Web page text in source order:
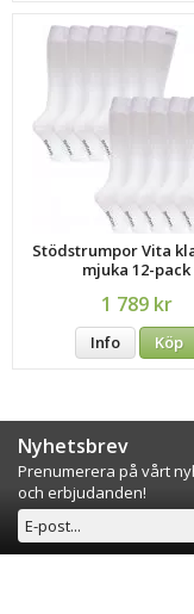
Stödstrumpor Vita
mjuka 12-pack
1 789 kr
Info Köp
Nyhetsbrev
Prenumerera på vårt
och erbjudanden!